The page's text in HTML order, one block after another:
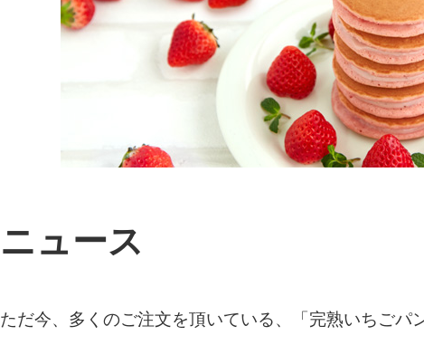
ニュース
ただ今、多くのご注文を頂いている、「完熟いちごパ